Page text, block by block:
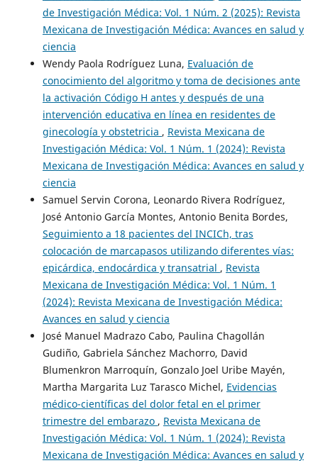
de Investigación Médica: Vol. 1 Núm. 2 (2025): Revista
Mexicana de Investigación Médica: Avances en salud y
ciencia
Wendy Paola Rodríguez Luna, Evaluación de
conocimiento del algoritmo y toma de decisiones ante
la activación Código H antes y después de una
intervención educativa en línea en residentes de
ginecología y obstetricia , Revista Mexicana de
Investigación Médica: Vol. 1 Núm. 1 (2024): Revista
Mexicana de Investigación Médica: Avances en salud y
ciencia
Samuel Servin Corona, Leonardo Rivera Rodríguez,
José Antonio García Montes, Antonio Benita Bordes,
Seguimiento a 18 pacientes del INCICh, tras
colocación de marcapasos utilizando diferentes vías:
epicárdica, endocárdica y transatrial , Revista
Mexicana de Investigación Médica: Vol. 1 Núm. 1
(2024): Revista Mexicana de Investigación Médica:
Avances en salud y ciencia
José Manuel Madrazo Cabo, Paulina Chagollán
Gudiño, Gabriela Sánchez Machorro, David
Blumenkron Marroquín, Gonzalo Joel Uribe Mayén,
Martha Margarita Luz Tarasco Michel, Evidencias
médico-científicas del dolor fetal en el primer
trimestre del embarazo , Revista Mexicana de
Investigación Médica: Vol. 1 Núm. 1 (2024): Revista
Mexicana de Investigación Médica: Avances en salud y